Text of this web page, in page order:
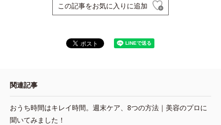
この記事をお気に入りに追加
関連記事
おうち時間はキレイ時間。週末ケア、8つの方法｜美容のプロに
聞いてみました！